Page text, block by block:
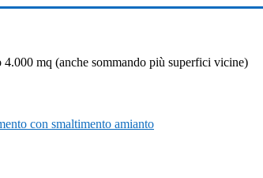
mq (anche sommando più superfici vicine)
con smaltimento amianto